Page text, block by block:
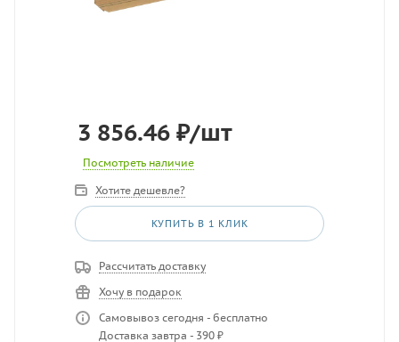
3 856.46 ₽/шт
Посмотреть наличие
Хотите дешевле?
КУПИТЬ В 1 КЛИК
Рассчитать доставку
Хочу в подарок
Самовывоз сегодня - бесплатно
Доставка завтра - 390 ₽